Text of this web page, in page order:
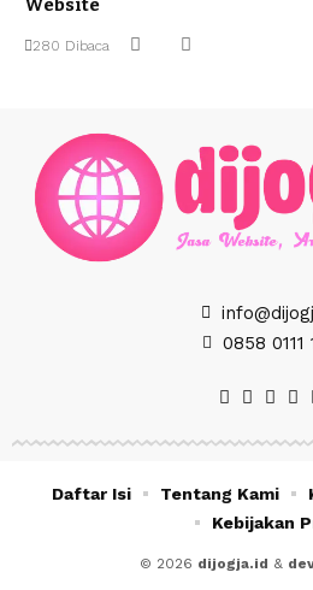
Website
280 Dibaca
0858 0111
© 2026 dijogja.id &
Daftar Isi Tentang Kami
Kebijakan